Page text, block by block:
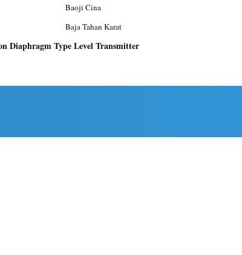
Baoji Cina
Baja Tahan Karat
Diaphragm Type Level Transmitter